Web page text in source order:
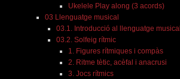
Ukelele Play along (3 acords)
03 Llenguatge musical
03.1. Introducció al llenguatge musical
03.2. Solfeig rítmic
1. Figures rítmiques i compàs
2. Ritme tètic, acèfal i anacrusi
3. Jocs rítmics